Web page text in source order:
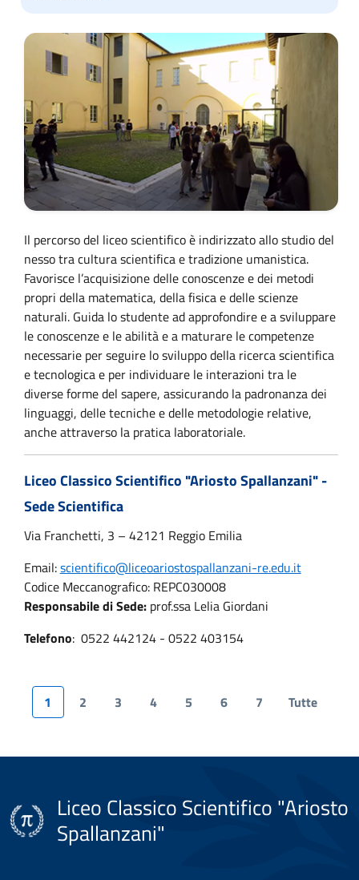
Il percorso del liceo scientifico è indirizzato allo studio del
nesso tra cultura scientifica e tradizione umanistica.
Favorisce l’acquisizione delle conoscenze e dei metodi
propri della matematica, della fisica e delle scienze
naturali. Guida lo studente ad approfondire e a sviluppare
le conoscenze e le abilità e a maturare le competenze
necessarie per seguire lo sviluppo della ricerca scientifica
e tecnologica e per individuare le interazioni tra le
diverse forme del sapere, assicurando la padronanza dei
linguaggi, delle tecniche e delle metodologie relative,
anche attraverso la pratica laboratoriale.
Liceo Classico Scientifico "Ariosto Spallanzani" -
Sede Scientifica
Via Franchetti, 3 – 42121 Reggio Emilia
Email:scientifico@liceoariostospallanzani-re.edu.it
Codice Meccanografico: REPC030008
Responsabile di Sede: prof.ssa Lelia Giordani
Telefono: 0522 442124 - 0522 403154
1 2 3 4 5 6 7 Tutte
Liceo Classico Scientifico "Ariosto
Spallanzani"